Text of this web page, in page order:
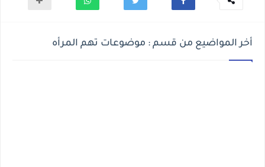
أخر المواضيع من قسم : موضوعات تهم المرأه